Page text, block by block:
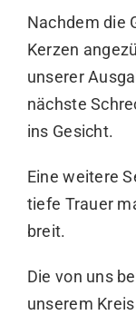
Nachdem die
Kerzen
unserer
nächste
ins Gesicht.
Eine weitere
tiefe Trauer
breit.
Die von uns
unserem